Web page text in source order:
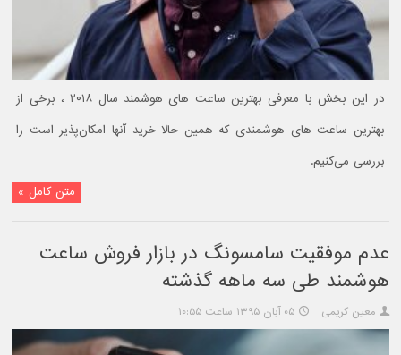
در این بخش با معرفی بهترین ساعت های هوشمند سال ۲۰۱۸ ، برخی از
بهترین ساعت های هوشمندی که همین حالا خرید آنها امکان‌پذیر است را
بررسی می‌کنیم.
متن کامل »
عدم موفقیت سامسونگ در بازار فروش ساعت
هوشمند طی سه ماهه گذشته
معین کریمی ۰۵ آبان ۱۳۹۵ ساعت ۱۰:۵۵